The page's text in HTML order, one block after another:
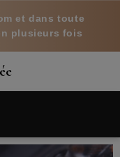
et dans toute
plusieurs fois